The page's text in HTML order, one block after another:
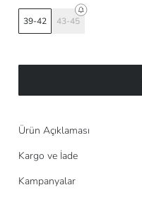
39-42 43-45
Ürün Açıklaması
Kargo ve İade
Kampanyalar